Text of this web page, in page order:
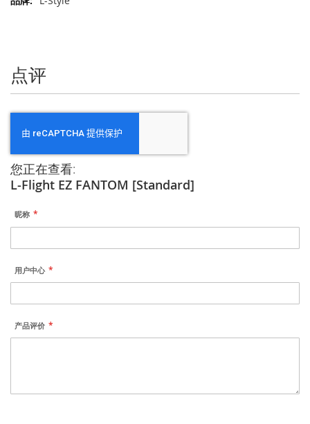
点评
您正在查看:
L-Flight EZ FANTOM [Standard]
昵称
用户中心
产品评价